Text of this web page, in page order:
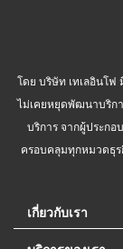
โดย บริษัท เทเลอินโฟ
ไม่เคยหยุดพัฒนาบริก
บริการ จากผู้ประก
ครอบคลุมทุกหมวดธุร
เกี่ยวกับเรา